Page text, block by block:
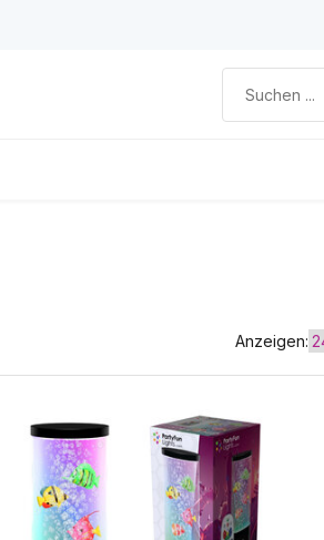
Anzeigen: